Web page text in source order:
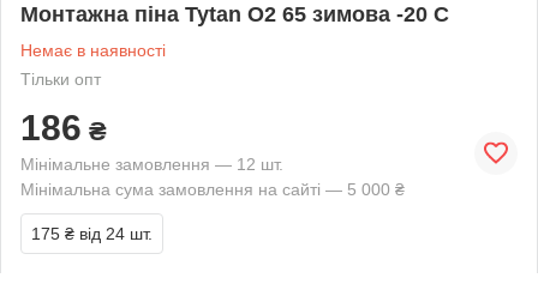
Монтажна піна Tytan O2 65 зимова -20 С
Немає в наявності
Тільки опт
186 ₴
Мінімальне замовлення — 12 шт.
Мінімальна сума замовлення на сайті — 5 000 ₴
175 ₴ від 24 шт.